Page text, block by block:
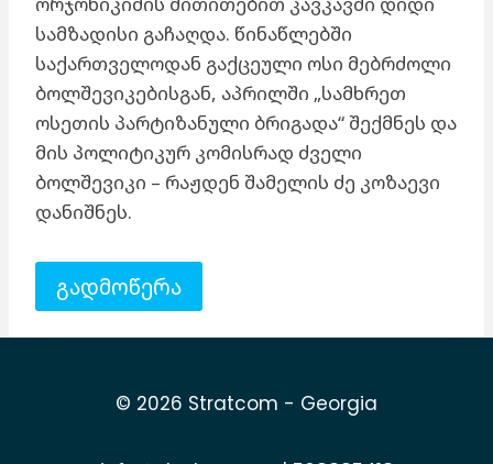
სამზადისი გაჩაღდა. წინაწლებში
საქართველოდან გაქცეული ოსი მებრძოლი
ბოლშევიკებისგან, აპრილში „სამხრეთ
ოსეთის პარტიზანული ბრიგადა“ შექმნეს და
მის პოლიტიკურ კომისრად ძველი
ბოლშევიკი – რაჟდენ შამელის ძე კოზაევი
დანიშნეს.
გადმოწერა
© 2026 Stratcom - Georgia